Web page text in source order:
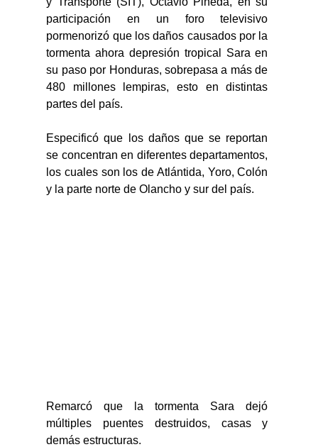
participación en un foro televisivo
pormenorizó que los daños causados por la
tormenta ahora depresión tropical Sara en
su paso por Honduras, sobrepasa a más de
480 millones lempiras, esto en distintas
partes del país.
Especificó que los daños que se reportan
se concentran en diferentes departamentos,
los cuales son los de Atlántida, Yoro, Colón
y la parte norte de Olancho y sur del país.
Remarcó que la tormenta Sara dejó
múltiples puentes destruidos, casas y
demás estructuras.